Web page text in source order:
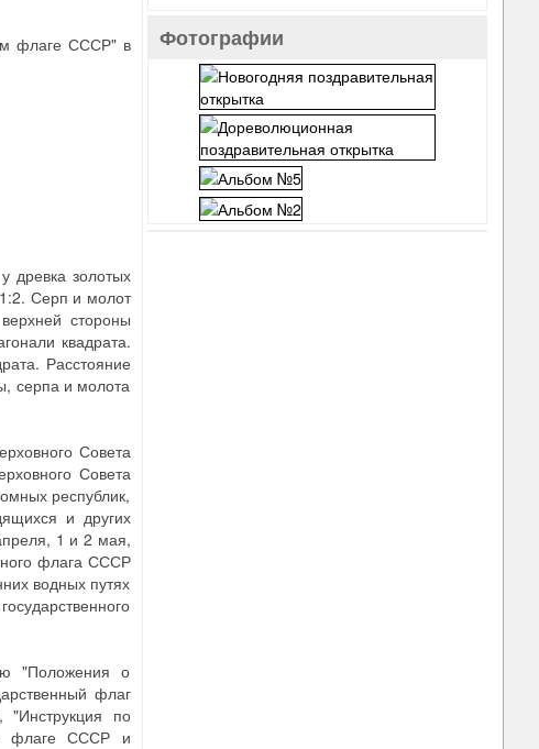
флаге СССР" в
древка золотых
Серп и молот
стороны
квадрата.
Расстояние
серпа и молота
Совета
Совета
республик,
и других
1 и 2 мая,
флага СССР
водных путях
"Положения о
флаг
по
флаге СССР и
Фотографии